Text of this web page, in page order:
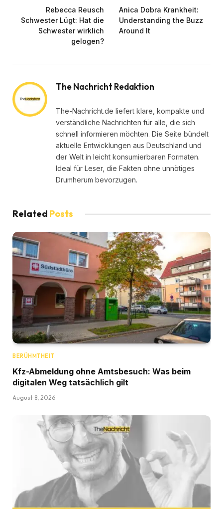
Rebecca Reusch
Schwester Lügt: Hat die
Schwester wirklich
gelogen?
Anica Dobra Krankheit:
Understanding the Buzz
Around It
The Nachricht Redaktion
The-Nachricht.de liefert klare, kompakte und
verständliche Nachrichten für alle, die sich
schnell informieren möchten. Die Seite bündelt
aktuelle Entwicklungen aus Deutschland und
der Welt in leicht konsumierbaren Formaten.
Ideal für Leser, die Fakten ohne unnötiges
Drumherum bevorzugen.
Related Posts
BERÜHMTHEIT
Kfz-Abmeldung ohne Amtsbesuch: Was beim
digitalen Weg tatsächlich gilt
August 8, 2026